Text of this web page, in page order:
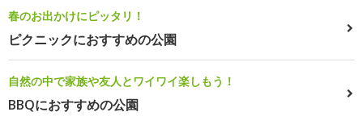
春のお出かけにピッタリ！
ピクニックにおすすめの公園
自然の中で家族や友人とワイワイ楽しもう！
BBQにおすすめの公園